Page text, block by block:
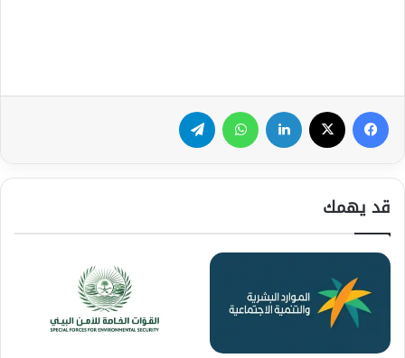
فيسبوك لينكدإن واتساب
قد يهمك